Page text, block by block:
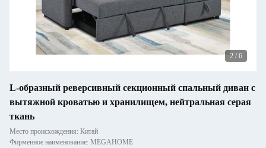
2 / 6
L-образный реверсивный секционный спальный диван с
вытяжной кроватью и хранилищем, нейтральная серая
ткань
Место происхождения: Китай
Фирменное наименование: MEGAHOME